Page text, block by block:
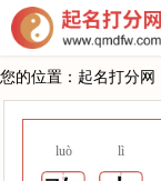
您的位置： 起名打分网
luò lì